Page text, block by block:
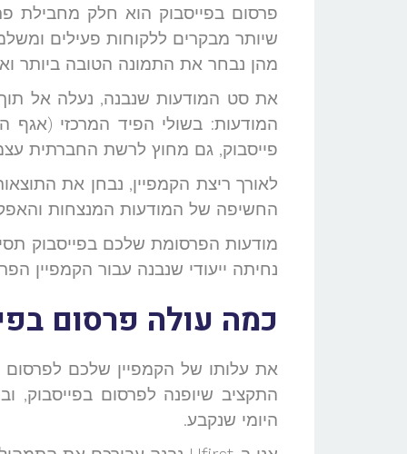
שיותר מבקרים ללקוחות פעילים
מהן נבחר את התמונה הטובה ביותר
את סט המודעות שנבנה, נעלה אל תוך
המודעות: בשולי הפיד המרכזי (אגף
פייסבוק, גם מחוץ לרשת החברתית
לאורך ריצת הקמפיין, נבחן את
החשיפה של המודעות המנצחות
מודעות הפרסומת שלכם בפייסבוק
נחיתה ייעודי שנבנה עבור הקמפיין
כמה עולה פרסום
התקציב שיופנה לפרסום בפייסבוק,
היומי שנקבע.